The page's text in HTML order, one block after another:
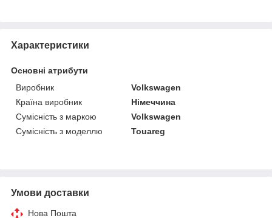
Характеристики
Основні атрибути
Виробник
Volkswagen
Країна виробник
Німеччина
Сумісність з маркою
Volkswagen
Сумісність з моделлю
Touareg
Умови доставки
Нова Пошта